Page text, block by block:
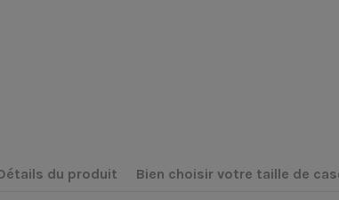
du produit Bien choisir votre taille de